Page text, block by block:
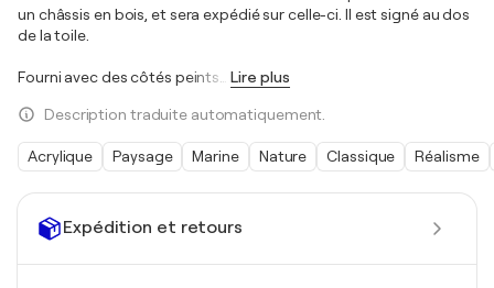
Expédition et retours
un châssis en bois, et sera expédié sur celle-ci. Il est signé au dos
de la toile.
Fourni avec des côtés peints Lire plus
Description traduite automatiquement.
Acrylique Paysage Marine Nature Classique Réalisme